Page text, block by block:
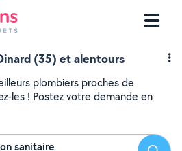
(35) et alentours
plombiers proches de
les ! Postez votre demande en
sanitaire